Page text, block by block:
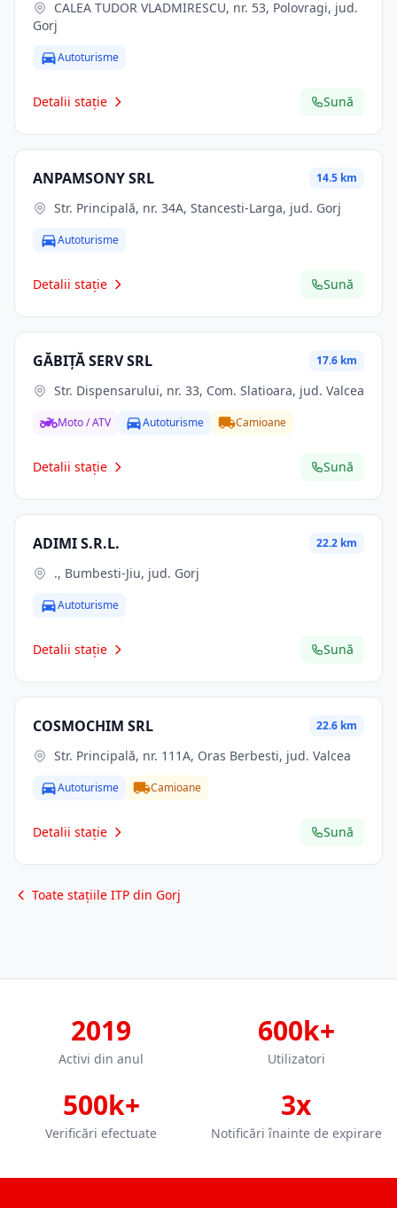
Gorj
Autoturisme
Detalii stație Sună
ANPAMSONY SRL 14.5 km
Str. Principală, nr. 34A, Stancesti-Larga, jud. Gorj
Autoturisme
Detalii stație Sună
GĂBIŢĂ SERV SRL 17.6 km
Str. Dispensarului, nr. 33, Com. Slatioara, jud. Valcea
Moto / ATV Autoturisme Camioane
Detalii stație Sună
ADIMI S.R.L. 22.2 km
., Bumbesti-Jiu, jud. Gorj
Autoturisme
Detalii stație Sună
COSMOCHIM SRL 22.6 km
Str. Principală, nr. 111A, Oras Berbesti, jud. Valcea
Autoturisme Camioane
Detalii stație Sună
Toate stațiile ITP din Gorj
2019
Activi din anul
600k+
Utilizatori
500k+
Verificări efectuate
3x
Notificări înainte de expirare